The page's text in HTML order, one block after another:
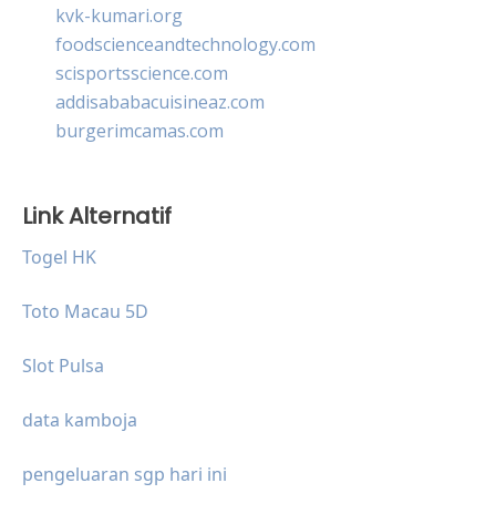
kvk-kumari.org
foodscienceandtechnology.com
scisportsscience.com
addisababacuisineaz.com
burgerimcamas.com
Link Alternatif
Togel HK
Toto Macau 5D
Slot Pulsa
data kamboja
pengeluaran sgp hari ini